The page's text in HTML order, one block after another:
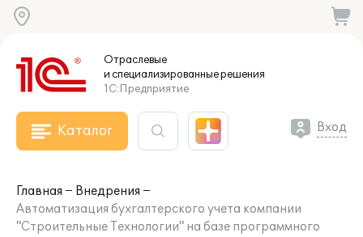
Отраслевые
и специализированныерешения
1С:Предприятие
Каталог Вход
Главная
Внедрения
Автоматизация бухгалтерского учета компании
"Строительные Технологии" на базе программного